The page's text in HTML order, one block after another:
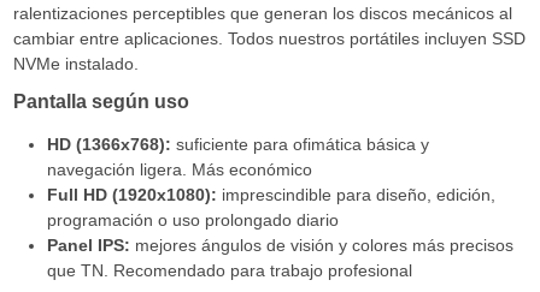
ralentizaciones perceptibles que generan los discos mecánicos al
cambiar entre aplicaciones. Todos nuestros portátiles incluyen SSD
NVMe instalado.
Pantalla según uso
HD (1366x768): suficiente para ofimática básica y
navegación ligera. Más económico
Full HD (1920x1080): imprescindible para diseño, edición,
programación o uso prolongado diario
Panel IPS: mejores ángulos de visión y colores más precisos
que TN. Recomendado para trabajo profesional